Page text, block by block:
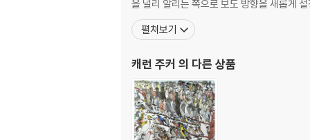
을 널리 알리는 쪽으로 보도 방향을 새롭게
펼쳐보기
캐런 주커 의 다른 상품